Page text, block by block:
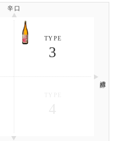
辛口
TYPE
3